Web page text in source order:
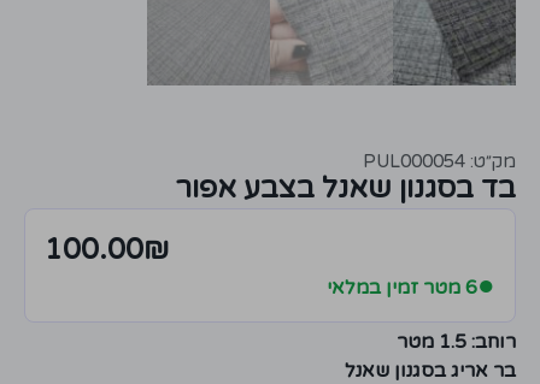
מק״ט: PUL000054
בד בסגנון שאנל בצבע אפור
100.00₪
●6 מטר זמין במלאי
רוחב: 1.5 מטר
בר אריג בסגנון שאנל